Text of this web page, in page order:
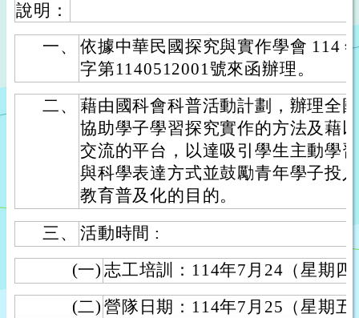
說明：
一、
依據中華民國探究與實作學會 114
字第1140512001號來函辦理。
二、
藉由國科會科普活動計劃，辦理全
協助學子學習探究實作的方法及藉
交流的平台，以達吸引學生主動學
與科學表達方式並鼓勵青年學子投
教育普及化的目的。
三、
活動時間 :
(一) 志工培訓：114年7月24（星期
(二) 營隊日期：114年7月25（星期